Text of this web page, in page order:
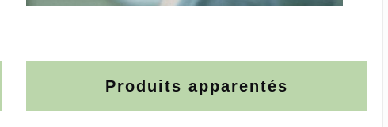
Produits apparentés